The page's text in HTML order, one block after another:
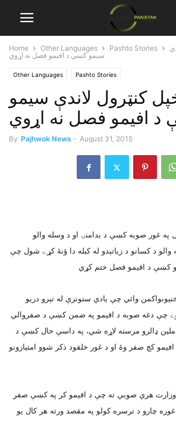
Home Other Languages Pashto Stories
سيمو کښې د افيمو فصل نه اړوي
Other Languages Pashto Stories
کنټرول لاندې سيمو
افيمو فصل نه اړوي
By Pajhwok News - August 31, 2015
غور صوبه کښې د بدامنۍ او د وسله والو
والو د کسانو د زياتېدو له کبله دا ؤنۀ کړے شول چې
وائي چې يادې ستونزې له تېرو دريو
چې دغه صوبه د افيمو په ضمن کښې د صفروالي
ملين ډالرو مرسته لاړه شي، په داسې حال کښې د
کچ صفر وۀ او د غور خلقود ذکر شوو امتيازونو
وزارت هرې صوبې ته چې د افيمو کر په کښې صفر
چارو د ترسره کولو په مقصد ورته هر کال يو